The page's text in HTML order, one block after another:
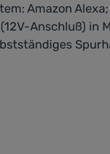
Amazon
Anschluß) in